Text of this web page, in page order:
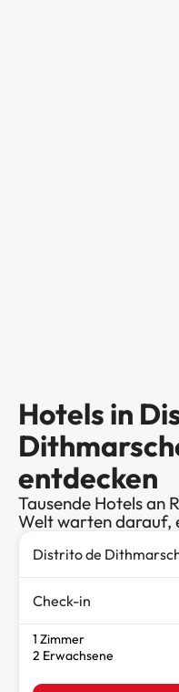
Hotels in
entdecken
Tausende Hotels an
Welt warten darauf,
Check-in
1 Zimmer
2 Erwachsene